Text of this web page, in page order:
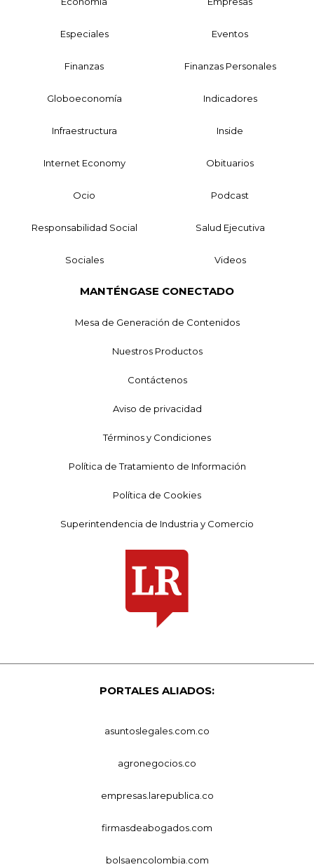
Especiales Eventos
Finanzas Finanzas Personales
Globoeconomía Indicadores
Infraestructura Inside
Internet Economy Obituarios
Ocio Podcast
Responsabilidad Social Salud Ejecutiva
Sociales Videos
MANTÉNGASE CONECTADO
Mesa de Generación de Contenidos
Nuestros Productos
Contáctenos
Aviso de privacidad
Términos y Condiciones
Política de Tratamiento de Información
Política de Cookies
Superintendencia de Industria y Comercio
PORTALES ALIADOS:
asuntoslegales.com.co
agronegocios.co
empresas.larepublica.co
firmasdeabogados.com
bolsaencolombia.com